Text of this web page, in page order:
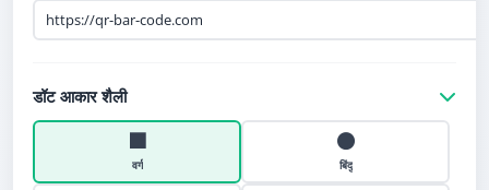
डॉट आकार शैली
⬛
वर्ग
⚫
बिंदु